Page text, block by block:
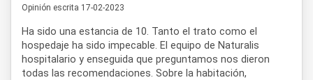
Opinión escrita 17-02-2023
Ha sido una estancia de 10. Tanto el trato como el
hospedaje ha sido impecable. El equipo de Naturalis
hospitalario y enseguida que preguntamos nos dieron
todas las recomendaciones. Sobre la habitación,